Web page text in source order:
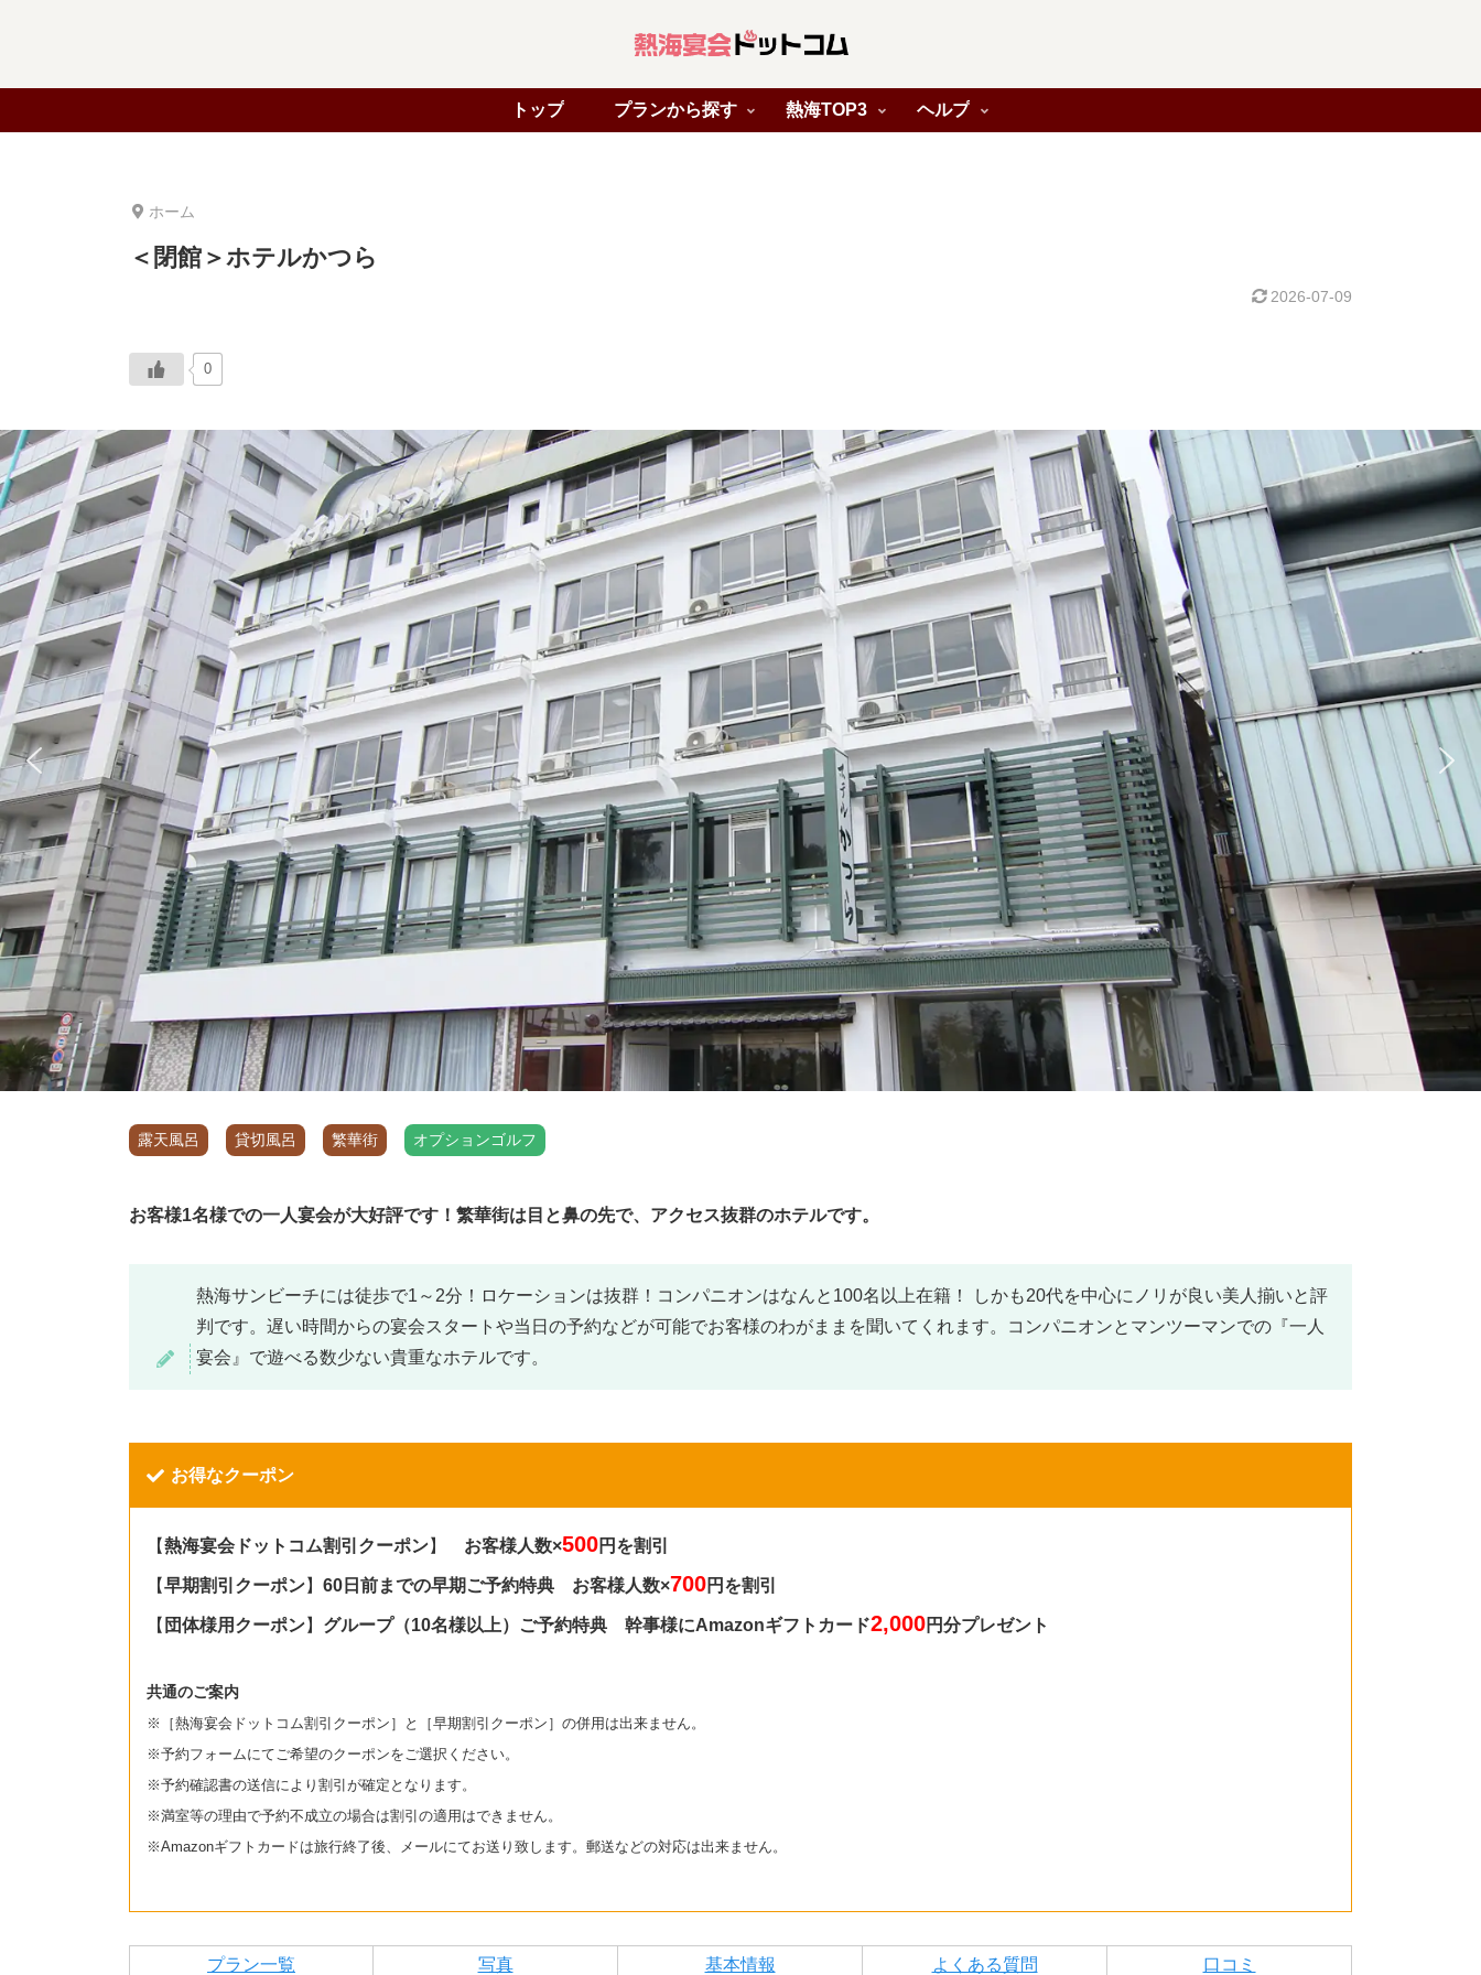
トップ プランから探す 熱海TOP3 ヘルプ
ホーム
＜閉館＞ホテルかつら
2026-07-09
0
露天風呂 貸切風呂 繁華街 オプションゴルフ
お客様1名様での一人宴会が大好評です！繁華街は目と鼻の先で、アクセス抜群のホテルです。
熱海サンビーチには徒歩で1～2分！ロケーションは抜群！コンパニオンはなんと100名以上在籍！ しかも20代を中心にノリが良い美人揃いと評
判です。遅い時間からの宴会スタートや当日の予約などが可能でお客様のわがままを聞いてくれます。コンパニオンとマンツーマンでの『一人
宴会』で遊べる数少ない貴重なホテルです。
お得なクーポン
【熱海宴会ドットコム割引クーポン】 お客様人数×500円を割引
【早期割引クーポン】 60日前までの早期ご予約特典 お客様人数×700円を割引
【 団体様用クーポン】 グループ（10名様以上）ご予約特典 幹事様にAmazonギフトカード2,000円分プレゼント
共通のご案内
※［熱海宴会ドットコム割引クーポン］と［早期割引クーポン］の併用は出来ません。
※予約フォームにてご希望のクーポンをご選択ください。
※予約確認書の送信により割引が確定となります。
※満室等の理由で予約不成立の場合は割引の適用はできません。
※Amazonギフトカードは旅行終了後、メールにてお送り致します。郵送などの対応は出来ません。
プラン一覧 写真 基本情報 よくある質問 口コミ